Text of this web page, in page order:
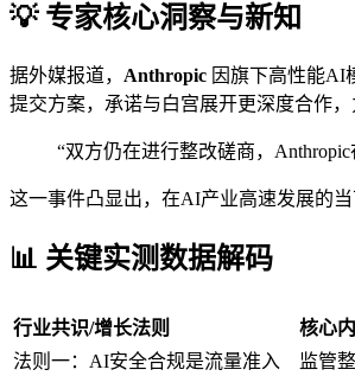
💡 专家核心洞察与新知
据外媒报道， Anthropic 因旗下高性能AI
提交方案，承诺与白宫展开更深度合作，
“双方仍在进行整改磋商，
这一事件凸显出，在AI产业高速发展的当
📊 关键实测数据解码
行业共识/增长法则 核心
法则一：AI安全合规是流量准入
监管